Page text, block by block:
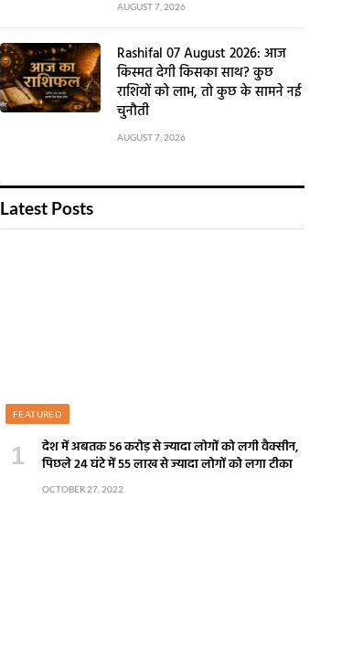
AUGUST 7, 2026
Rashifal 07 August 2026: आज
किस्मत देगी किसका साथ? कुछ
राशियों को लाभ, तो कुछ के सामने नई
चुनौती
AUGUST 7, 2026
Latest Posts
FEATURED
देश में अबतक 56 करोड़ से ज्यादा लोगों को लगी वैक्सीन,
पिछले 24 घंटे में 55 लाख से ज्यादा लोगों को लगा टीका
OCTOBER 27, 2022